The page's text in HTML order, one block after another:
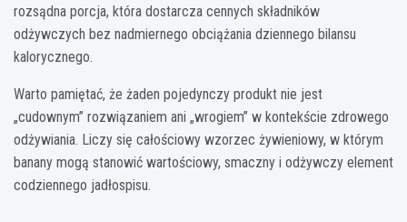
rozsądna porcja, która dostarcza cennych składników
odżywczych bez nadmiernego obciążania dziennego bilansu
kalorycznego.
Warto pamiętać, że żaden pojedynczy produkt nie jest
„cudownym” rozwiązaniem ani „wrogiem” w kontekście zdrowego
odżywiania. Liczy się całościowy wzorzec żywieniowy, w którym
banany mogą stanowić wartościowy, smaczny i odżywczy element
codziennego jadłospisu.